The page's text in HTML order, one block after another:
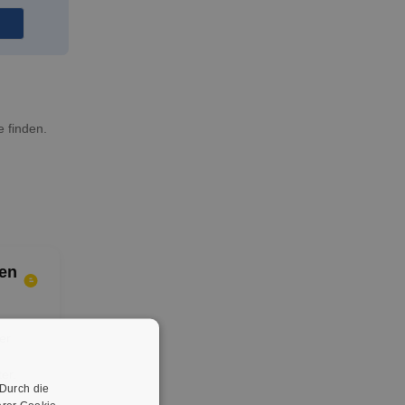
finden.
die